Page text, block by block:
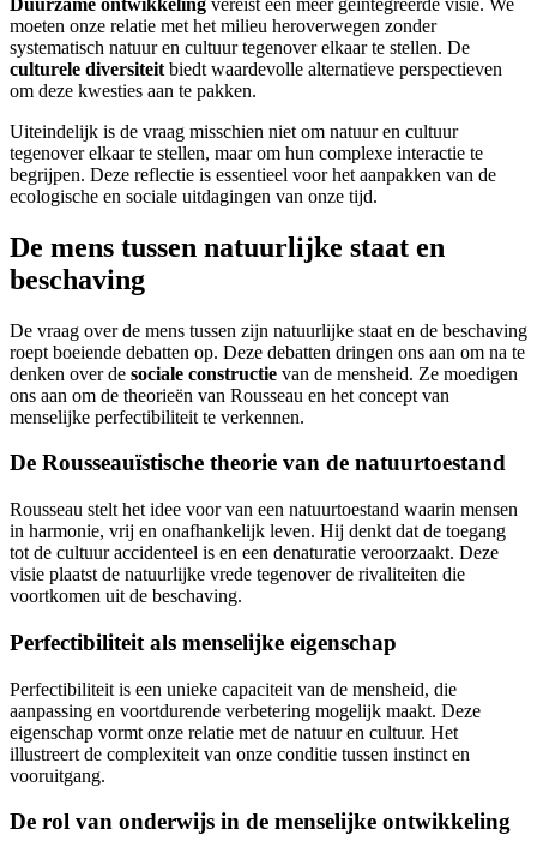
Duurzame ontwikkeling vereist een meer geïntegreerde visie. We
moeten onze relatie met het milieu heroverwegen zonder
systematisch natuur en cultuur tegenover elkaar te stellen. De
culturele diversiteit biedt waardevolle alternatieve perspectieven
om deze kwesties aan te pakken.
Uiteindelijk is de vraag misschien niet om natuur en cultuur
tegenover elkaar te stellen, maar om hun complexe interactie te
begrijpen. Deze reflectie is essentieel voor het aanpakken van de
ecologische en sociale uitdagingen van onze tijd.
De mens tussen natuurlijke staat en
beschaving
De vraag over de mens tussen zijn natuurlijke staat en de beschaving
roept boeiende debatten op. Deze debatten dringen ons aan om na te
denken over de sociale constructie van de mensheid. Ze moedigen
ons aan om de theorieën van Rousseau en het concept van
menselijke perfectibiliteit te verkennen.
De Rousseauïstische theorie van de natuurtoestand
Rousseau stelt het idee voor van een natuurtoestand waarin mensen
in harmonie, vrij en onafhankelijk leven. Hij denkt dat de toegang
tot de cultuur accidenteel is en een denaturatie veroorzaakt. Deze
visie plaatst de natuurlijke vrede tegenover de rivaliteiten die
voortkomen uit de beschaving.
Perfectibiliteit als menselijke eigenschap
Perfectibiliteit is een unieke capaciteit van de mensheid, die
aanpassing en voortdurende verbetering mogelijk maakt. Deze
eigenschap vormt onze relatie met de natuur en cultuur. Het
illustreert de complexiteit van onze conditie tussen instinct en
vooruitgang.
De rol van onderwijs in de menselijke ontwikkeling